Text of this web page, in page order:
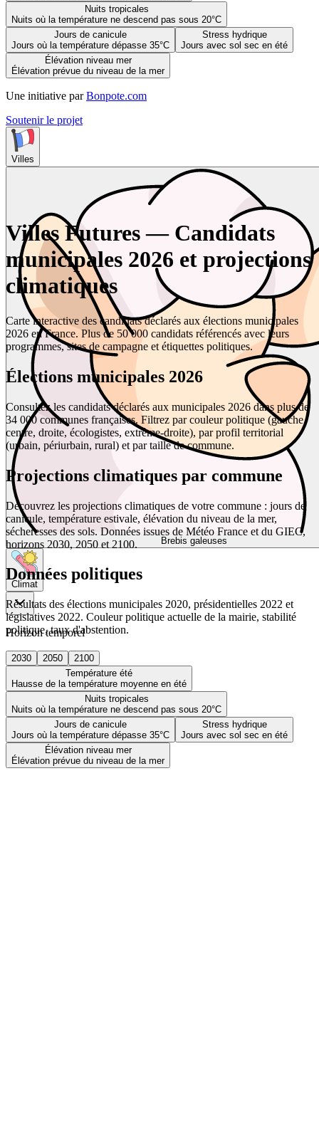
Nuits tropicales
Nuits où la température ne descend pas sous 20°C
Jours de canicule
Jours où la température dépasse 35°C
Stress hydrique
Jours avec sol sec en été
Élévation niveau mer
Élévation prévue du niveau de la mer
Une initiative par Bonpote.com
Soutenir le projet
Villes
Brebis galeuses
Climat
Horizon temporel
2030 2050
2100
Température été
Hausse de la température moyenne en été
Nuits tropicales
Nuits où la température ne descend pas sous 20°C
Jours de canicule
Jours où la température dépasse 35°C
Stress hydrique
Jours avec sol sec en été
Élévation niveau mer
Élévation prévue du niveau de la mer
Villes Futures — Candidats
municipales 2026 et projections
climatiques
Carte interactive des candidats déclarés aux élections municipales
2026 en France. Plus de 50 000 candidats référencés avec leurs
programmes, sites de campagne et étiquettes politiques.
Élections municipales 2026
Consultez les candidats déclarés aux municipales 2026 dans plus de
34 000 communes françaises. Filtrez par couleur politique (gauche,
centre, droite, écologistes, extrême-droite), par profil territorial
(urbain, périurbain, rural) et par taille de commune.
Projections climatiques par commune
Découvrez les projections climatiques de votre commune : jours de
canicule, température estivale, élévation du niveau de la mer,
sécheresses des sols. Données issues de Météo France et du GIEC,
horizons 2030, 2050 et 2100.
Données politiques
Résultats des élections municipales 2020, présidentielles 2022 et
législatives 2022. Couleur politique actuelle de la mairie, stabilité
politique, taux d'abstention.